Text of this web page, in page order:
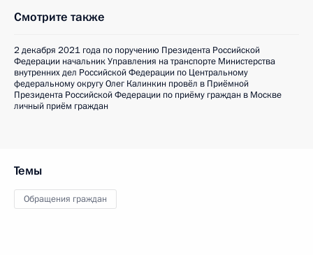
Смотрите также
2 декабря 2021 года по поручению Президента Российской
Федерации начальник Управления на транспорте Министерства
внутренних дел Российской Федерации по Центральному
федеральному округу Олег Калинкин провёл в Приёмной
Президента Российской Федерации по приёму граждан в Москве
личный приём граждан
Темы
Обращения граждан